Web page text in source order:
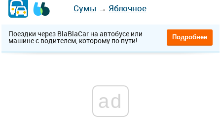
Сумы → Яблочное
Поездки через BlaBlaCar на автобусе или
машине с водителем, которому по пути! Подробнее
ad